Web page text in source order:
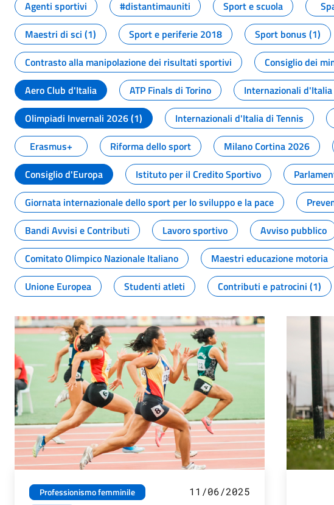
Agenti sportivi
#distantimauniti Sport e scuola
Maestri di sci (1)
Sport e periferie 2018 Sport bonus (1)
Contrasto alla manipolazione dei risultati sportivi
Consiglio dei
Aero Club d'Italia
ATP Finals di Torino Internazionali
Olimpiadi Invernali 2026 (1)
Internazionali d'Italia di Tennis
Erasmus+
Riforma dello sport Milano Cortina 2026
Consiglio d'Europa
Istituto per il Credito Sportivo
Giornata internazionale dello sport per lo sviluppo e la pace
Bandi Avvisi e Contributi
Lavoro sportivo Avviso pubblico
Comitato Olimpico Nazionale Italiano
Maestri educazione motoria
Unione Europea
Studenti atleti Contributi e patrocini (1)
Professionismo femminile
11/06/2025